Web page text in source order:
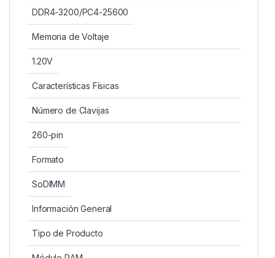
DDR4-3200/PC4-25600
Memoria de Voltaje
1.20V
Características Físicas
Número de Clavijas
260-pin
Formato
SoDIMM
Información General
Tipo de Producto